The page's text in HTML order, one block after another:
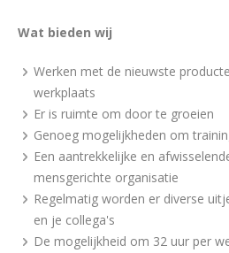
Wat bieden wij
Werken met de nieuwste
werkplaats
Er is ruimte om door te groeien
Genoeg mogelijkheden om
Een aantrekkelijke en
mensgerichte organisatie
Regelmatig worden er diverse
en je collega's
De mogelijkheid om 32 uur per